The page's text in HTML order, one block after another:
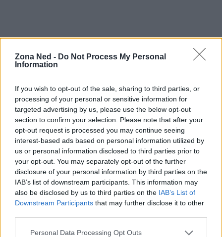
Zona Ned - Do Not Process My Personal
Information
If you wish to opt-out of the sale, sharing to third parties, or
processing of your personal or sensitive information for
targeted advertising by us, please use the below opt-out
section to confirm your selection. Please note that after your
opt-out request is processed you may continue seeing
interest-based ads based on personal information utilized by
us or personal information disclosed to third parties prior to
your opt-out. You may separately opt-out of the further
disclosure of your personal information by third parties on the
IAB’s list of downstream participants. This information may
also be disclosed by us to third parties on the IAB’s List of
Downstream Participants that may further disclose it to other
Please note that this website/app uses one or more Google
Personal Data Processing Opt Outs
AUTORE
Staff